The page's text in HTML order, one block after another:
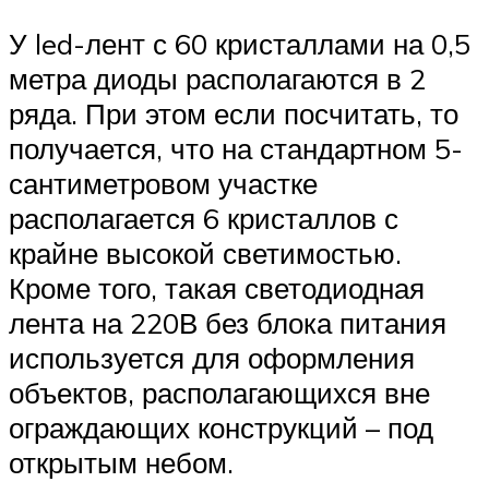
У led-лент с 60 кристаллами на 0,5
метра диоды располагаются в 2
ряда. При этом если посчитать, то
получается, что на стандартном 5-
сантиметровом участке
располагается 6 кристаллов с
крайне высокой светимостью.
Кроме того, такая светодиодная
лента на 220В без блока питания
используется для оформления
объектов, располагающихся вне
ограждающих конструкций – под
открытым небом.